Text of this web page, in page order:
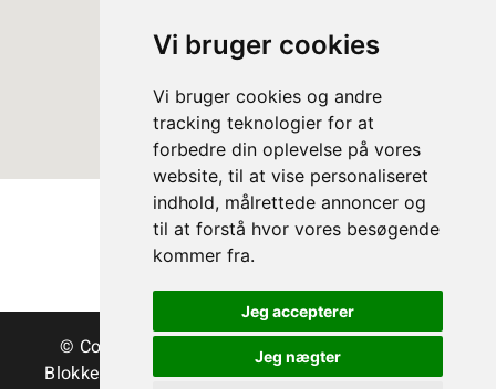
Vi bruger cookies
Vi bruger cookies og andre
tracking teknologier for at
forbedre din oplevelse på vores
website, til at vise personaliseret
indhold, målrettede annoncer og
til at forstå hvor vores besøgende
kommer fra.
Jeg accepterer
Jeg nægter
© Copyright Danske Juletræer - Træer & grønt
Blokken 15 | DK-3460 Birkerød | Tlf.:45 35 24 12|